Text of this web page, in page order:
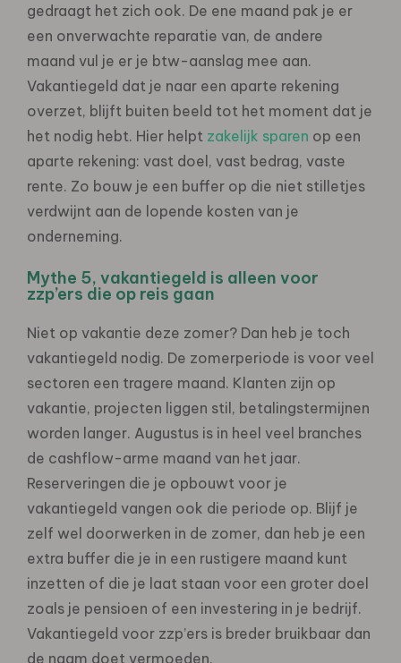
gedraagt het zich ook. De ene maand pak je er
een onverwachte reparatie van, de andere
maand vul je er je btw-aanslag mee aan.
Vakantiegeld dat je naar een aparte rekening
overzet, blijft buiten beeld tot het moment dat je
het nodig hebt. Hier helpt zakelijk sparen op een
aparte rekening: vast doel, vast bedrag, vaste
rente. Zo bouw je een buffer op die niet stilletjes
verdwijnt aan de lopende kosten van je
onderneming.
Mythe 5, vakantiegeld is alleen voor
zzp’ers die op reis gaan
Niet op vakantie deze zomer? Dan heb je toch
vakantiegeld nodig. De zomerperiode is voor veel
sectoren een tragere maand. Klanten zijn op
vakantie, projecten liggen stil, betalingstermijnen
worden langer. Augustus is in heel veel branches
de cashflow-arme maand van het jaar.
Reserveringen die je opbouwt voor je
vakantiegeld vangen ook die periode op. Blijf je
zelf wel doorwerken in de zomer, dan heb je een
extra buffer die je in een rustigere maand kunt
inzetten of die je laat staan voor een groter doel
zoals je pensioen of een investering in je bedrijf.
Vakantiegeld voor zzp’ers is breder bruikbaar dan
de naam doet vermoeden.